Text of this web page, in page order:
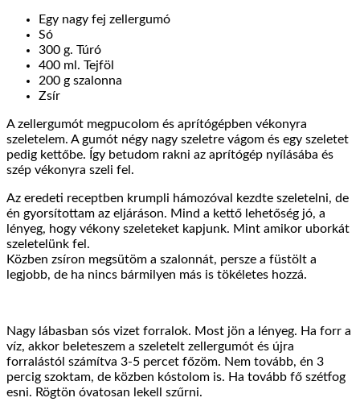
Egy nagy fej zellergumó
Só
300 g. Túró
400 ml. Tejföl
200 g szalonna
Zsír
A zellergumót megpucolom és aprítógépben vékonyra
szeletelem. A gumót négy nagy szeletre vágom és egy szeletet
pedig kettőbe. Így betudom rakni az aprítógép nyílásába és
szép vékonyra szeli fel.
Az eredeti receptben krumpli hámozóval kezdte szeletelni, de
én gyorsítottam az eljáráson. Mind a kettő lehetőség jó, a
lényeg, hogy vékony szeleteket kapjunk. Mint amikor uborkát
szeletelünk fel.
Közben zsíron megsütöm a szalonnát, persze a füstölt a
legjobb, de ha nincs bármilyen más is tökéletes hozzá.
Nagy lábasban sós vizet forralok. Most jön a lényeg. Ha forr a
víz, akkor beleteszem a szeletelt zellergumót és újra
forralástól számítva 3-5 percet főzöm. Nem tovább, én 3
percig szoktam, de közben kóstolom is. Ha tovább fő szétfog
esni. Rögtön óvatosan lekell szűrni.